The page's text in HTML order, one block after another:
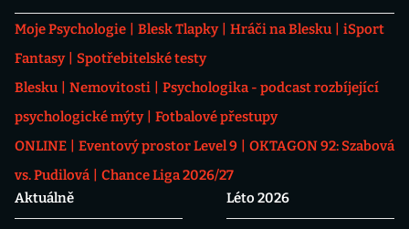
Moje Psychologie Blesk Tlapky Hráči na Blesku
iSport
Fantasy
Spotřebitelské testy
Blesku
Nemovitosti
Psychologika - podcast rozbíjející
psychologické mýty
Fotbalové přestupy
ONLINE
Eventový prostor Level 9
OKTAGON 92: Szabová
vs. Pudilová
Chance Liga 2026/27
Aktuálně
Léto 2026